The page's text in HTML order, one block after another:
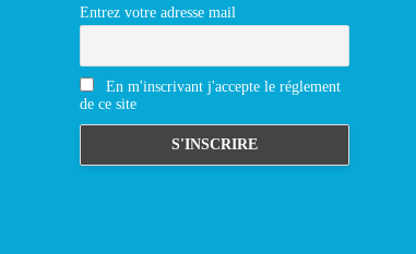
Entrez votre adresse mail
En m'inscrivant j'accepte le réglement
de ce site